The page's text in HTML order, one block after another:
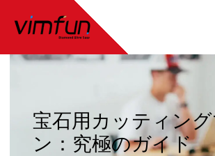
テ
宝石用カッティン
ン：究極のガイド